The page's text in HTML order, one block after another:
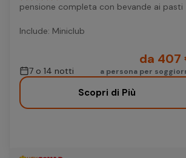
pensione completa con bevande ai pasti
Include: Miniclub
7 o 14 notti
da 407
a persona per
Scopri di Più